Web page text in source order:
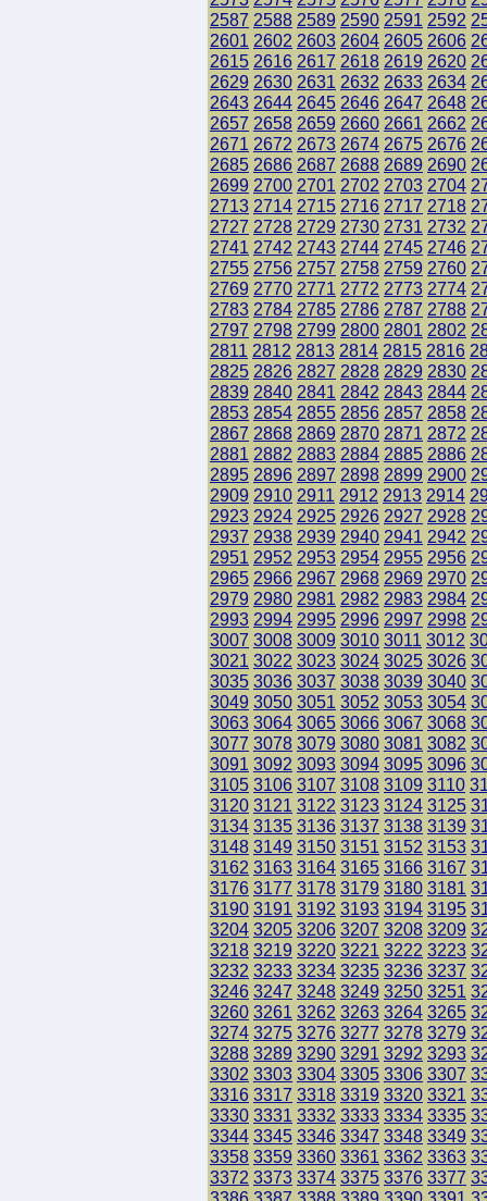
2587 2588 2589 2590 2591 2592
2601 2602 2603 2604 2605 2606
2615 2616 2617 2618 2619 2620
2629 2630 2631 2632 2633 2634
2643 2644 2645 2646 2647 2648
2657 2658 2659 2660 2661 2662
2671 2672 2673 2674 2675 2676
2685 2686 2687 2688 2689 2690
2699 2700 2701 2702 2703 2704
2713 2714 2715 2716 2717 2718
2727 2728 2729 2730 2731 2732
2741 2742 2743 2744 2745 2746
2755 2756 2757 2758 2759 2760
2769 2770 2771 2772 2773 2774
2783 2784 2785 2786 2787 2788
2797 2798 2799 2800 2801 2802
2811 2812 2813 2814 2815 2816
2825 2826 2827 2828 2829 2830
2839 2840 2841 2842 2843 2844
2853 2854 2855 2856 2857 2858
2867 2868 2869 2870 2871 2872
2881 2882 2883 2884 2885 2886
2895 2896 2897 2898 2899 2900
2909 2910 2911 2912 2913 2914
2923 2924 2925 2926 2927 2928
2937 2938 2939 2940 2941 2942
2951 2952 2953 2954 2955 2956
2965 2966 2967 2968 2969 2970
2979 2980 2981 2982 2983 2984
2993 2994 2995 2996 2997 2998
3007 3008 3009 3010 3011 3012
3021 3022 3023 3024 3025 3026
3035 3036 3037 3038 3039 3040
3049 3050 3051 3052 3053 3054
3063 3064 3065 3066 3067 3068
3077 3078 3079 3080 3081 3082
3091 3092 3093 3094 3095 3096
3105 3106 3107 3108 3109 3110
3120 3121 3122 3123 3124 3125
3134 3135 3136 3137 3138 3139
3148 3149 3150 3151 3152 3153
3162 3163 3164 3165 3166 3167
3176 3177 3178 3179 3180 3181
3190 3191 3192 3193 3194 3195
3204 3205 3206 3207 3208 3209
3218 3219 3220 3221 3222 3223
3232 3233 3234 3235 3236 3237
3246 3247 3248 3249 3250 3251
3260 3261 3262 3263 3264 3265
3274 3275 3276 3277 3278 3279
3288 3289 3290 3291 3292 3293
3302 3303 3304 3305 3306 3307
3316 3317 3318 3319 3320 3321
3330 3331 3332 3333 3334 3335
3344 3345 3346 3347 3348 3349
3358 3359 3360 3361 3362 3363
3372 3373 3374 3375 3376 3377